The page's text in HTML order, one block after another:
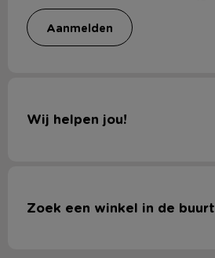
aanmelden
Wij helpen jou!
Zoek een winkel in de buurt